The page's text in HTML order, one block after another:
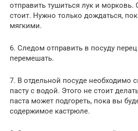
отправить тушиться лук и морковь.
стоит. Нужно только дождаться,
мягкими.
6. Следом отправить в посуду
перемешать.
7. В отдельной посуде необходимо
пасту с водой. Этого не стоит
паста может подгореть, пока вы
содержимое кастрюле.